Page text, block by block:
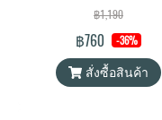
QC 3.0 | PD 20W พาวเ
แบงค์ Orsen by Eloop ข
100% ได้รับมาตรฐาน
มอก.2879-2560 แถมฟรี!
฿1,190
฿760 -36%
สั่งซื้อสินค้า